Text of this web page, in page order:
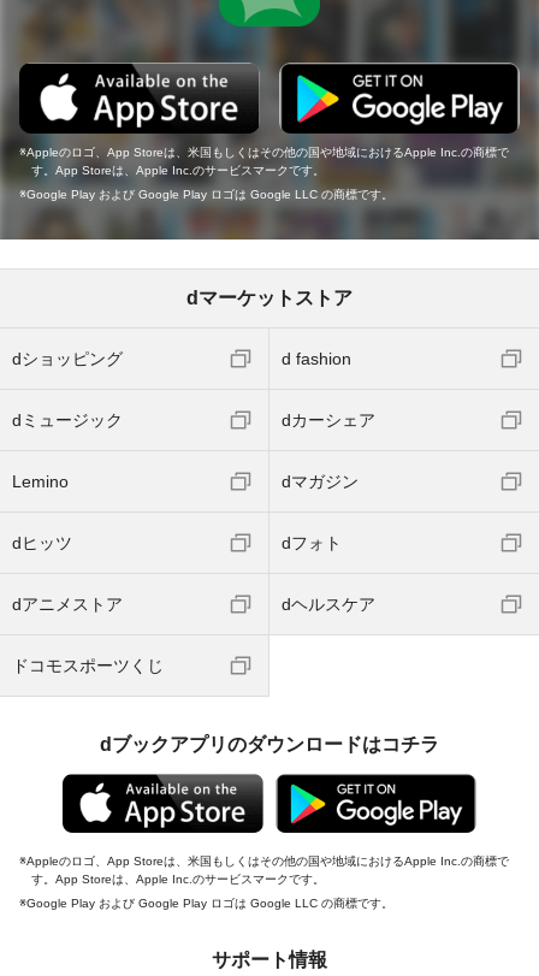
Appleのロゴ、App Storeは、米国もしくはその他の国や地域におけるApple Inc.の商標で
す。App Storeは、Apple Inc.のサービスマークです。
Google Play および Google Play ロゴは Google LLC の商標です。
dマーケットストア
dショッピング d fashion
dミュージック dカーシェア
Lemino dマガジン
dヒッツ dフォト
dアニメストア dヘルスケア
ドコモスポーツくじ
dブックアプリのダウンロードはコチラ
Appleのロゴ、App Storeは、米国もしくはその他の国や地域におけるApple Inc.の商標で
す。App Storeは、Apple Inc.のサービスマークです。
Google Play および Google Play ロゴは Google LLC の商標です。
サポート情報